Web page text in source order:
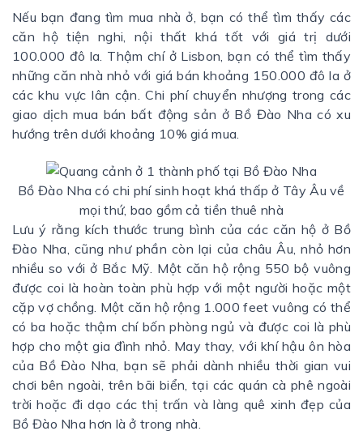
Nếu bạn đang tìm mua nhà ở, bạn có thể tìm thấy các
căn hộ tiện nghi, nội thất khá tốt với giá trị dưới
100.000 đô la. Thậm chí ở Lisbon, bạn có thể tìm thấy
những căn nhà nhỏ với giá bán khoảng 150.000 đô la ở
các khu vực lân cận. Chi phí chuyển nhượng trong các
giao dịch mua bán bất động sản ở Bồ Đào Nha có xu
hướng trên dưới khoảng 10% giá mua.
Bồ Đào Nha có chi phí sinh hoạt khá thấp ở Tây Âu về
mọi thứ, bao gồm cả tiền thuê nhà
Lưu ý rằng kích thước trung bình của các căn hộ ở Bồ
Đào Nha, cũng như phần còn lại của châu Âu, nhỏ hơn
nhiều so với ở Bắc Mỹ. Một căn hộ rộng 550 bộ vuông
được coi là hoàn toàn phù hợp với một người hoặc một
cặp vợ chồng. Một căn hộ rộng 1.000 feet vuông có thể
có ba hoặc thậm chí bốn phòng ngủ và được coi là phù
hợp cho một gia đình nhỏ. May thay, với khí hậu ôn hòa
của Bồ Đào Nha, bạn sẽ phải dành nhiều thời gian vui
chơi bên ngoài, trên bãi biển, tại các quán cà phê ngoài
trời hoặc đi dạo các thị trấn và làng quê xinh đẹp của
Bồ Đào Nha hơn là ở trong nhà.